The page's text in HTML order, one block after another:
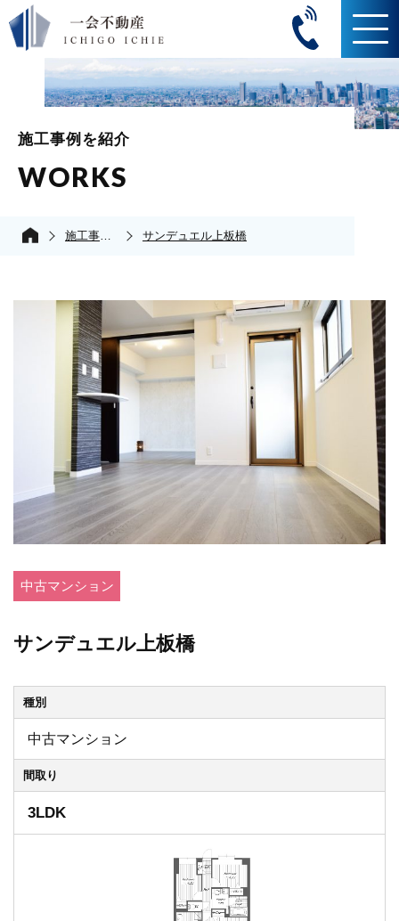
施工事例を紹介
WORKS
施工事例の紹介 サンデュエル上板橋
中古マンション
サンデュエル上板橋
種別
中古マンション
間取り
3LDK